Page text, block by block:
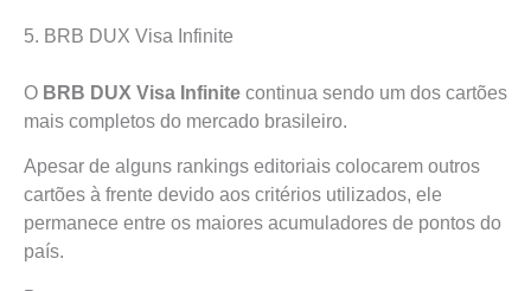
5. BRB DUX Visa Infinite
O BRB DUX Visa Infinite continua sendo um dos cartões
mais completos do mercado brasileiro.
Apesar de alguns rankings editoriais colocarem outros
cartões à frente devido aos critérios utilizados, ele
permanece entre os maiores acumuladores de pontos do
país.